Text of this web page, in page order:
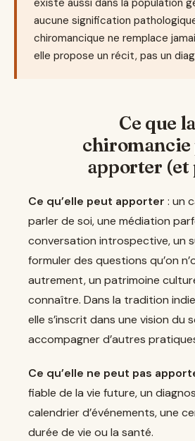
existe aussi dans la population
aucune signification
chiromancique ne remplace
elle propose un récit, pas un
Ce que la
chiromancie
apporter (et
Ce qu’elle peut apporter : un
parler de soi, une médiation
conversation introspective, un
formuler des questions qu’on
autrement, un patrimoine
connaître. Dans la tradition
elle s’inscrit dans une vision du
accompagner d’autres
Ce qu’elle ne peut pas
fiable de la vie future, un
calendrier d’événements, une
durée de vie ou la santé.